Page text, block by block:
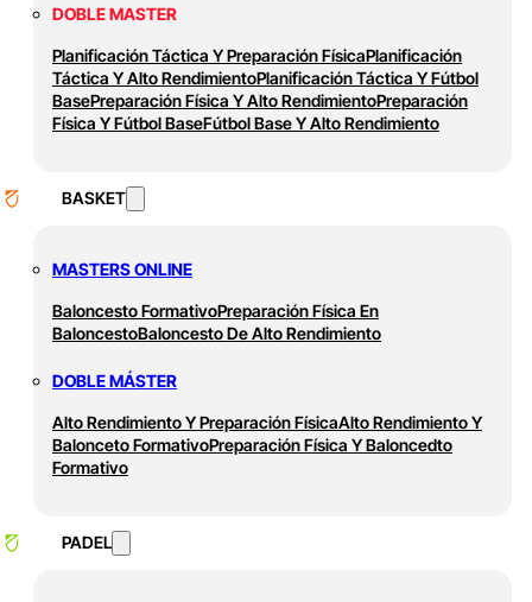
DOBLE MASTER
Planificación Táctica Y Preparación FísicaPlanificación
Táctica Y Alto RendimientoPlanificación Táctica Y Fútbol
BasePreparación Física Y Alto RendimientoPreparación
Física Y Fútbol BaseFútbol Base Y Alto Rendimiento
BASKET
MASTERS ONLINE
Baloncesto FormativoPreparación Física En
BaloncestoBaloncesto De Alto Rendimiento
DOBLE MÁSTER
Alto Rendimiento Y Preparación FísicaAlto Rendimiento Y
Balonceto FormativoPreparación Física Y Baloncedto
Formativo
PADEL